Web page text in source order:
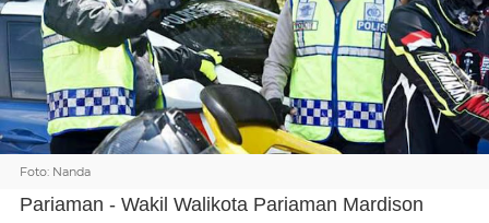
Foto: Nanda
Pariaman - Wakil Walikota Pariaman Mardison